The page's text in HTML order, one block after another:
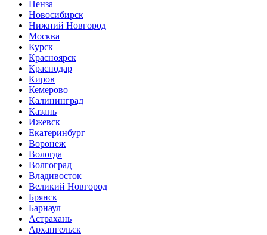
Пенза
Новосибирск
Нижний Новгород
Москва
Курск
Красноярск
Краснодар
Киров
Кемерово
Калининград
Казань
Ижевск
Екатеринбург
Воронеж
Вологда
Волгоград
Владивосток
Великий Новгород
Брянск
Барнаул
Астрахань
Архангельск